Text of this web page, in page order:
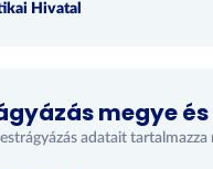
Hivatal
megye
adatait tartalmazza